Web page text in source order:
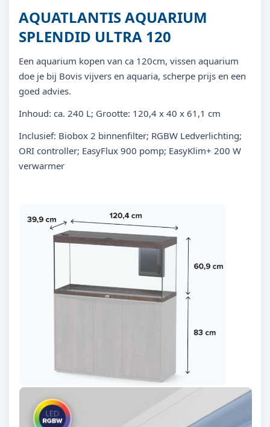
AQUATLANTIS AQUARIUM
SPLENDID ULTRA 120
Een aquarium kopen van ca 120cm, vissen aquarium
doe je bij Bovis vijvers en aquaria, scherpe prijs en een
goed advies.
Inhoud: ca. 240 L; Grootte: 120,4 x 40 x 61,1 cm
Inclusief: Biobox 2 binnenfilter; RGBW Ledverlichting;
ORI controller; EasyFlux 900 pomp; EasyKlim+ 200 W
verwarmer